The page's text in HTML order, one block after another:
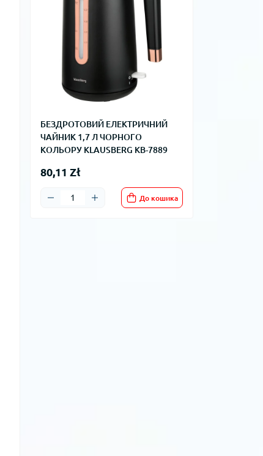
БЕЗДРОТОВИЙ ЕЛЕКТРИЧНИЙ
ЧАЙНИК 1,7 Л ЧОРНОГО
КОЛЬОРУ KLAUSBERG KB-7889
80,11 Zł
До кошика